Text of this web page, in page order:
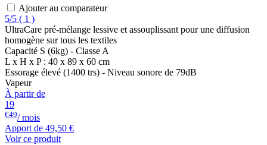
Ajouter au comparateur
5/5 ( 1 )
UltraCare pré-mélange lessive et assouplissant pour une diffusion
homogène sur tous les textiles
Capacité S (6kg) - Classe A
L x H x P : 40 x 89 x 60 cm
Essorage élevé (1400 trs) - Niveau sonore de 79dB
Vapeur
À partir de
19
€49/ mois
Apport de 49,50 €
Voir ce produit